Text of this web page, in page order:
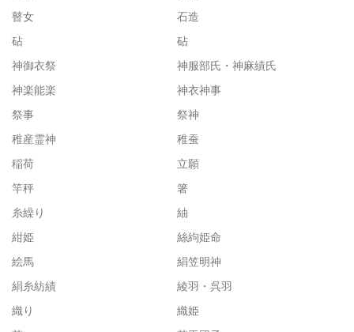
瞽女
石造
砧
砧
神御衣祭
神服部氏・神麻績氏
神楽能楽
神衣神事
祭事
祭神
稚産霊神
稚蚕
稲荷
立願
竿秤
箸
糸繰り
紬
紺姫
絲絇姫命
絵馬
絹笠明神
絹糸紡績
綾羽・呉羽
織り
織姫